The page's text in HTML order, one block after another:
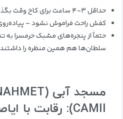
حداقل ۳-۴ ساعت برای کاخ وقت بگذارید.
کفش راحت فراموش نشود – پیاده‌روی
حتماً از پنجره‌های مشبک حرمسرا به
سلطان‌ها هم همین منظره را
مسجد آبی
CAMII):
رقابت با